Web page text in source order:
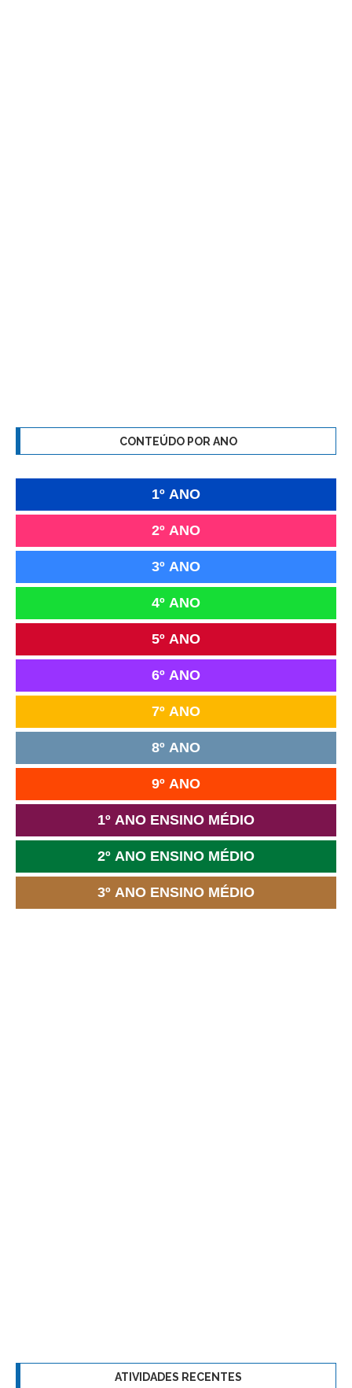
CONTEÚDO POR ANO
1º ANO
2º ANO
3º ANO
4º ANO
5º ANO
6º ANO
7º ANO
8º ANO
9º ANO
1º ANO ENSINO MÉDIO
2º ANO ENSINO MÉDIO
3º ANO ENSINO MÉDIO
ATIVIDADES RECENTES